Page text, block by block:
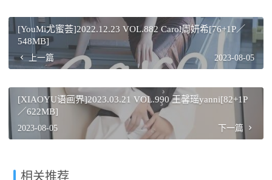
[YouMi尤蜜荟]2022.12.23 VOL.882 Carol周妍希[76+1P／
548MB]
上一篇 2023-08-05
[XIAOYU语画界]2023.03.21 VOL.990 王馨瑶yanni[82+1P
／622MB]
2023-08-05 下一篇
相关推荐